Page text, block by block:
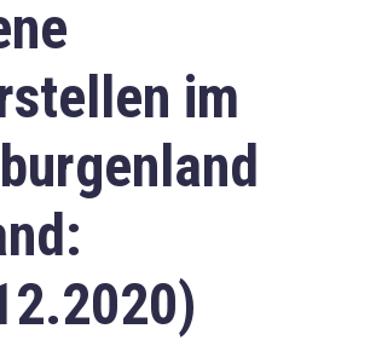
im